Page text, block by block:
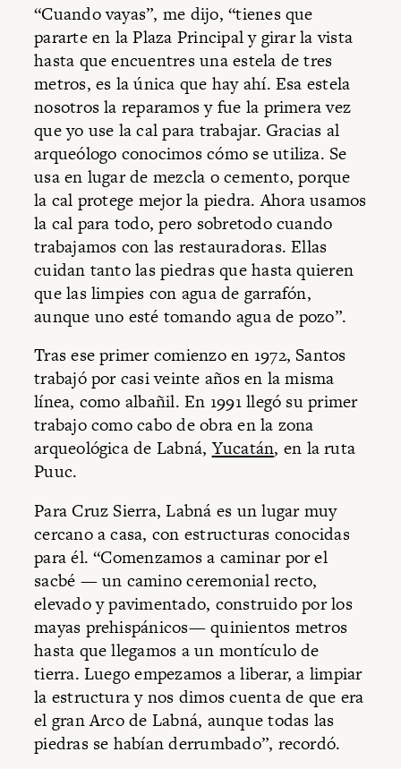
“Cuando vayas”, me dijo, “tienes que
pararte en la Plaza Principal y girar la vista
hasta que encuentres una estela de tres
metros, es la única que hay ahí. Esa estela
nosotros la reparamos y fue la primera vez
que yo use la cal para trabajar. Gracias al
arqueólogo conocimos cómo se utiliza. Se
usa en lugar de mezcla o cemento, porque
la cal protege mejor la piedra. Ahora usamos
la cal para todo, pero sobretodo cuando
trabajamos con las restauradoras. Ellas
cuidan tanto las piedras que hasta quieren
que las limpies con agua de garrafón,
aunque uno esté tomando agua de pozo”.
Tras ese primer comienzo en 1972, Santos
trabajó por casi veinte años en la misma
línea, como albañil. En 1991 llegó su primer
trabajo como cabo de obra en la zona
arqueológica de Labná,Yucatán, en la ruta
Puuc.
Para Cruz Sierra, Labná es un lugar muy
cercano a casa, con estructuras conocidas
para él. “Comenzamos a caminar por el
sacbé — un camino ceremonial recto,
elevado y pavimentado, construido por los
mayas prehispánicos— quinientos metros
hasta que llegamos a un montículo de
tierra. Luego empezamos a liberar, a limpiar
la estructura y nos dimos cuenta de que era
el gran Arco de Labná, aunque todas las
piedras se habían derrumbado”, recordó.